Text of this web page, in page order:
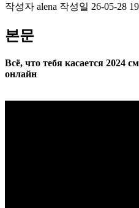
작성자 alena 작성일 26-05-28
본문
Всё, что тебя касается 2024
онлайн